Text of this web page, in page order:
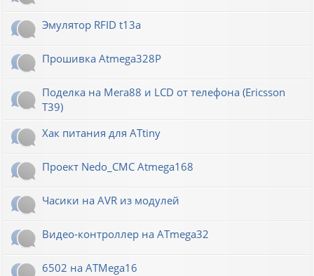
Эмулятор RFID t13a
Прошивка Atmega328P
Поделка на Мега88 и LCD от телефона (Ericsson
T39)
Хак питания для ATtiny
Проект Nedo_CMC Atmega168
Часики на AVR из модулей
Видео-контроллер на ATmega32
6502 на ATMega16